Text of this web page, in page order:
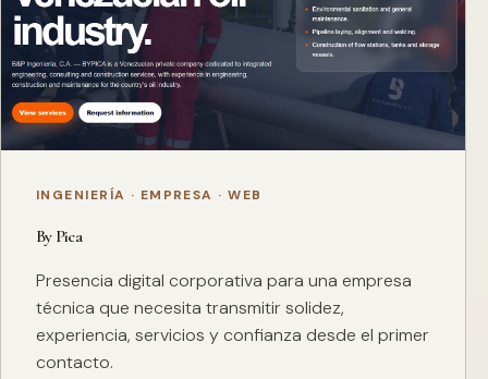
INGENIERÍA · EMPRESA · WEB
By Pica
Presencia digital corporativa para una empresa
técnica que necesita transmitir solidez,
experiencia, servicios y confianza desde el primer
contacto.